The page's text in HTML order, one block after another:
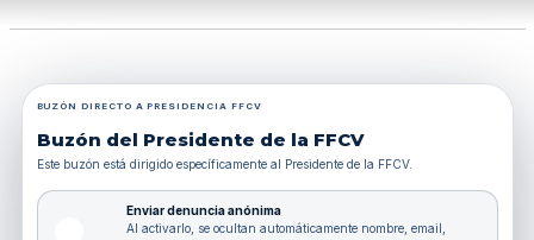
BUZÓN DIRECTO A PRESIDENCIA FFCV
Buzón del Presidente de la FFCV
Este buzón está dirigido específicamente al Presidente de la FFCV.
Enviar denuncia anónima
Al activarlo, se ocultan automáticamente nombre, email,